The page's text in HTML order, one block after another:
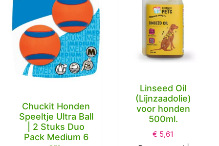
Chuckit Honden
Speeltje Ultra Ball
| 2 Stuks Duo
Pack Medium 6
Linseed Oil
(Lijnzaadolie)
voor honden
500ml.
€ 5,61